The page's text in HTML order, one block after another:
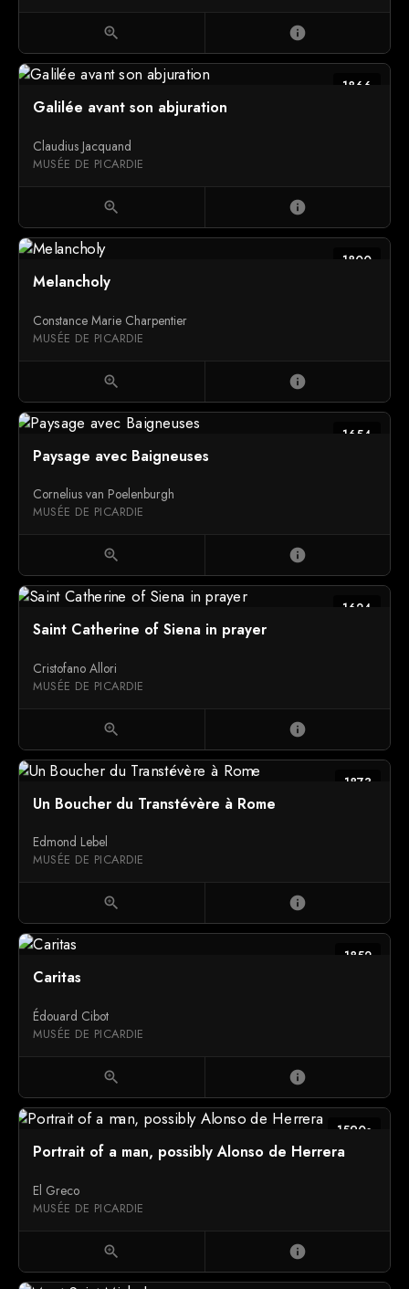
zoom_in info
1866
Galilée avant son abjuration
Claudius Jacquand
MUSÉE DE PICARDIE
zoom_in info
1800
Melancholy
Constance Marie Charpentier
MUSÉE DE PICARDIE
zoom_in info
1654
Paysage avec Baigneuses
Cornelius van Poelenburgh
MUSÉE DE PICARDIE
zoom_in info
1624
Saint Catherine of Siena in prayer
Cristofano Allori
MUSÉE DE PICARDIE
zoom_in info
1873
Un Boucher du Transtévère à Rome
Edmond Lebel
MUSÉE DE PICARDIE
zoom_in info
1852
Caritas
Édouard Cibot
MUSÉE DE PICARDIE
zoom_in info
1590s
Portrait of a man, possibly Alonso de Herrera
El Greco
MUSÉE DE PICARDIE
zoom_in info